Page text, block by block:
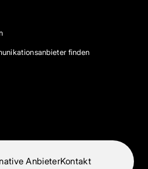
AnbieterKontakt
finden